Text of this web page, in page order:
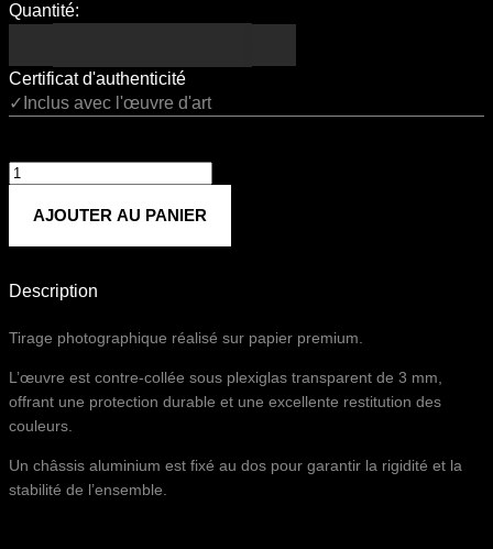
Quantité:
Certificat d'authenticité
✓Inclus avec l'œuvre d'art
quantité
Untitled
813
AJOUTER AU PANIER
Description
Tirage photographique réalisé sur papier premium.
L’œuvre est contre-collée sous plexiglas transparent de 3 mm,
offrant une protection durable et une excellente restitution des
couleurs.
Un châssis aluminium est fixé au dos pour garantir la rigidité et la
stabilité de l’ensemble.